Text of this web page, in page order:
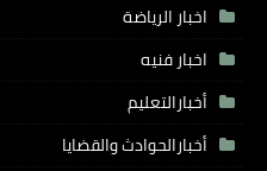
اخبار الرياضة
اخبار فنيه
أخبارالتعليم
أخبارالحوادث والقضايا